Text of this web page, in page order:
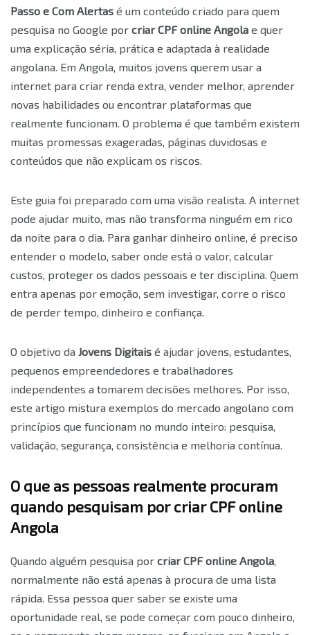
Passo e Com Alertas é um conteúdo criado para quem
pesquisa no Google por criar CPF online Angola e quer
uma explicação séria, prática e adaptada à realidade
angolana. Em Angola, muitos jovens querem usar a
internet para criar renda extra, vender melhor, aprender
novas habilidades ou encontrar plataformas que
realmente funcionam. O problema é que também existem
muitas promessas exageradas, páginas duvidosas e
conteúdos que não explicam os riscos.
Este guia foi preparado com uma visão realista. A internet
pode ajudar muito, mas não transforma ninguém em rico
da noite para o dia. Para ganhar dinheiro online, é preciso
entender o modelo, saber onde está o valor, calcular
custos, proteger os dados pessoais e ter disciplina. Quem
entra apenas por emoção, sem investigar, corre o risco
de perder tempo, dinheiro e confiança.
O objetivo da Jovens Digitais é ajudar jovens, estudantes,
pequenos empreendedores e trabalhadores
independentes a tomarem decisões melhores. Por isso,
este artigo mistura exemplos do mercado angolano com
princípios que funcionam no mundo inteiro: pesquisa,
validação, segurança, consistência e melhoria contínua.
O que as pessoas realmente procuram
quando pesquisam por criar CPF online
Angola
Quando alguém pesquisa por criar CPF online Angola
normalmente não está apenas à procura de uma lista
rápida. Essa pessoa quer saber se existe uma
oportunidade real, se pode começar com pouco dinheiro,